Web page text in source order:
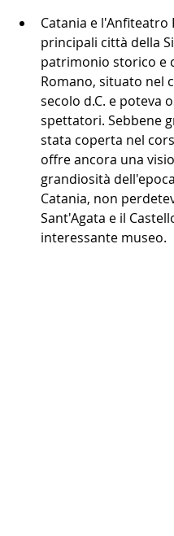
Catania e l'Anfiteatro
principali città della
patrimonio storico e
Romano, situato nel
secolo d.C. e poteva
spettatori. Sebbene
stata coperta nel
offre ancora una
grandiosità
Catania, non
Sant'Agata e il
interessante museo.